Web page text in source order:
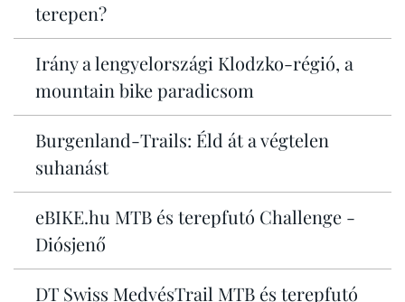
terepen?
Irány a lengyelországi Klodzko-régió, a
mountain bike paradicsom
Burgenland-Trails: Éld át a végtelen
suhanást
eBIKE.hu MTB és terepfutó Challenge -
Diósjenő
DT Swiss MedvésTrail MTB és terepfutó